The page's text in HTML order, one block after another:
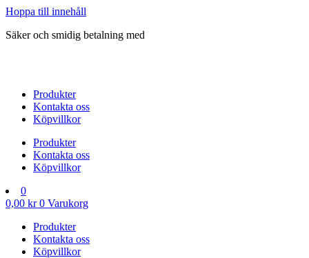
Hoppa till innehåll
Säker och smidig betalning med
Produkter
Kontakta oss
Köpvillkor
Produkter
Kontakta oss
Köpvillkor
0
0,00 kr 0 Varukorg
Produkter
Kontakta oss
Köpvillkor